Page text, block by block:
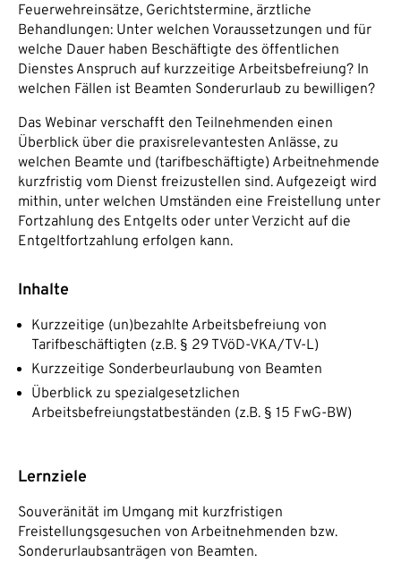
Feuerwehreinsätze, Gerichtstermine, ärztliche
Behandlungen: Unter welchen Voraussetzungen und für
welche Dauer haben Beschäftigte des öffentlichen
Dienstes Anspruch auf kurzzeitige Arbeitsbefreiung? In
welchen Fällen ist Beamten Sonderurlaub zu bewilligen?
Das Webinar verschafft den Teilnehmenden einen
Überblick über die praxisrelevantesten Anlässe, zu
welchen Beamte und (tarifbeschäftigte) Arbeitnehmende
kurzfristig vom Dienst freizustellen sind. Aufgezeigt wird
mithin, unter welchen Umständen eine Freistellung unter
Fortzahlung des Entgelts oder unter Verzicht auf die
Entgeltfortzahlung erfolgen kann.
Inhalte
Kurzzeitige (un)bezahlte Arbeitsbefreiung von
Tarifbeschäftigten (z.B. § 29 TVöD-VKA/TV-L)
Kurzzeitige Sonderbeurlaubung von Beamten
Überblick zu spezialgesetzlichen
Arbeitsbefreiungstatbeständen (z.B. § 15 FwG-BW)
Lernziele
Souveränität im Umgang mit kurzfristigen
Freistellungsgesuchen von Arbeitnehmenden bzw.
Sonderurlaubsanträgen von Beamten.